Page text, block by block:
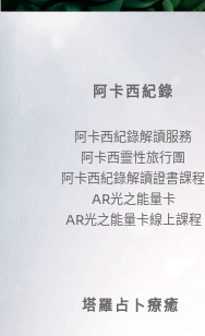
阿卡西紀錄
阿卡西紀錄解讀服務
阿卡西靈性旅行團
阿卡西紀錄解讀證書課程
AR光之能量卡
AR光之能量卡線上課程
塔羅占卜療癒